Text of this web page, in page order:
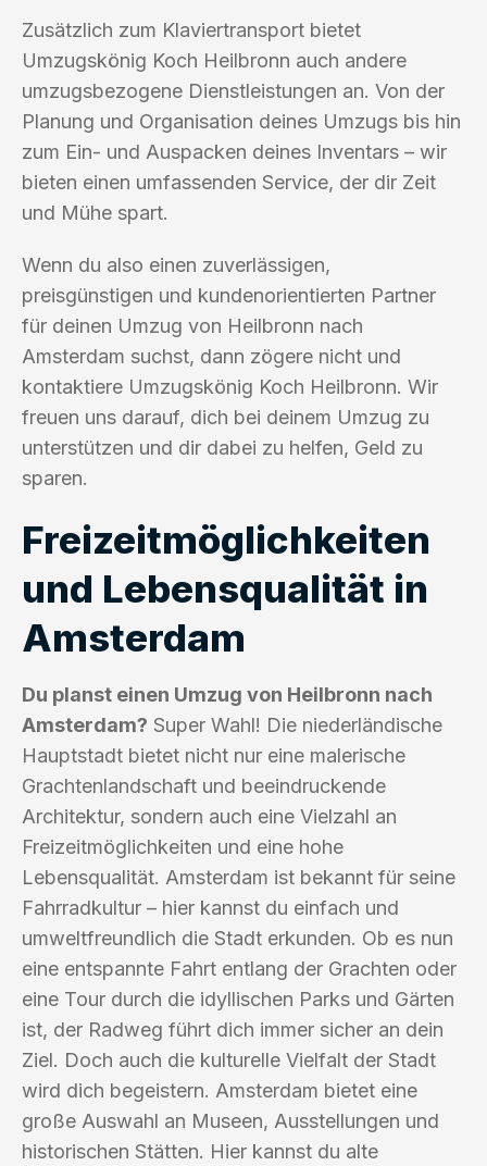
Zusätzlich zum Klaviertransport bietet
Umzugskönig Koch Heilbronn auch andere
umzugsbezogene Dienstleistungen an. Von der
Planung und Organisation deines Umzugs bis hin
zum Ein- und Auspacken deines Inventars – wir
bieten einen umfassenden Service, der dir Zeit
und Mühe spart.
Wenn du also einen zuverlässigen,
preisgünstigen und kundenorientierten Partner
für deinen Umzug von Heilbronn nach
Amsterdam suchst, dann zögere nicht und
kontaktiere Umzugskönig Koch Heilbronn. Wir
freuen uns darauf, dich bei deinem Umzug zu
unterstützen und dir dabei zu helfen, Geld zu
sparen.
Freizeitmöglichkeiten
und Lebensqualität in
Amsterdam
Du planst einen Umzug von Heilbronn nach
Amsterdam? Super Wahl! Die niederländische
Hauptstadt bietet nicht nur eine malerische
Grachtenlandschaft und beeindruckende
Architektur, sondern auch eine Vielzahl an
Freizeitmöglichkeiten und eine hohe
Lebensqualität. Amsterdam ist bekannt für seine
Fahrradkultur – hier kannst du einfach und
umweltfreundlich die Stadt erkunden. Ob es nun
eine entspannte Fahrt entlang der Grachten oder
eine Tour durch die idyllischen Parks und Gärten
ist, der Radweg führt dich immer sicher an dein
Ziel. Doch auch die kulturelle Vielfalt der Stadt
wird dich begeistern. Amsterdam bietet eine
große Auswahl an Museen, Ausstellungen und
historischen Stätten. Hier kannst du alte